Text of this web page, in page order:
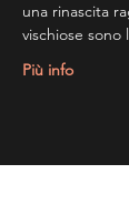
una rinascita
vischiose sono
Più info